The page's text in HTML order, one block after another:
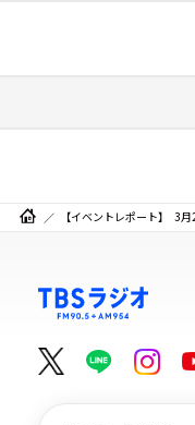
【イベントレポート】 3